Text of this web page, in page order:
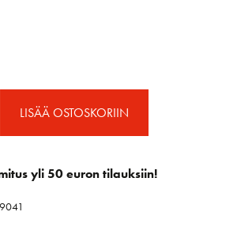
LISÄÄ OSTOSKORIIN
yli 50 euron tilauksiin!